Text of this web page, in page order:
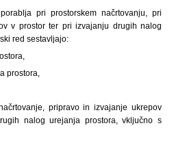
pri prostorskem načrtovanju, pri
v prostor ter pri izvajanju drugih nalog
red sestavljajo:
prostora,
pripravo in izvajanje ukrepov
nalog urejanja prostora, vključno s